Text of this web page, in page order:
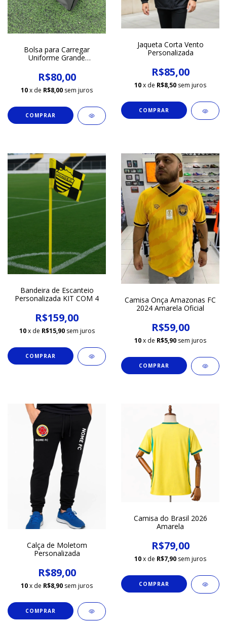
Bolsa para Carregar
Uniforme Grande
0.24
R$80,00
10x de R$8,00 sem juros
Jaqueta Corta Vento
Personalizada
R$85,00
10x de R$8,50 sem juros
Bandeira de Escanteio
Personalizada KIT COM 4
R$159,00
10 x de R$15,90 sem juros
Camisa Onça Amazonas FC
2024 Amarela Oficial
R$59,00
10x de R$5,90 sem juros
COMPRAR
Calça de Moletom
Personalizada
R$89,00
10x de R$8,90 sem juros
COMPRAR
Camisa do Brasil 2026
Amarela
R$79,00
10x de R$7,90 sem juros
COMPRAR